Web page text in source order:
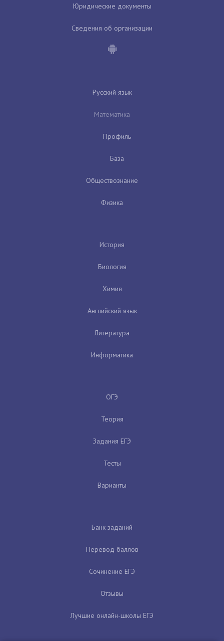
Юридические документы
Сведения об организации
Русский язык
Математика
Профиль
База
Обществознание
Физика
История
Биология
Химия
Английский язык
Литература
Информатика
ОГЭ
Теория
Задания ЕГЭ
Тесты
Варианты
Банк заданий
Перевод баллов
Сочинение ЕГЭ
Отзывы
Лучшие онлайн-школы ЕГЭ